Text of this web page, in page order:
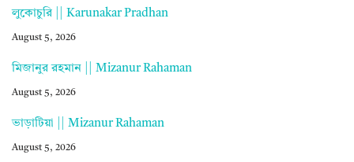
লুকোচুরি || Karunakar Pradhan
August 5, 2026
মিজানুর রহমান || Mizanur Rahaman
August 5, 2026
ভাড়াটিয়া || Mizanur Rahaman
August 5, 2026